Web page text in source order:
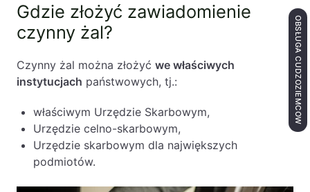
Gdzie złożyć zawiadomienie
czynny żal?
Czynny żal można złożyć we właściwych
instytucjach państwowych, tj.:
właściwym Urzędzie Skarbowym,
Urzędzie celno-skarbowym,
Urzędzie skarbowym dla największych
podmiotów.
OBSŁUGA CUDZOZIEMCÓW